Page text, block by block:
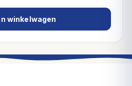
winkelwagen